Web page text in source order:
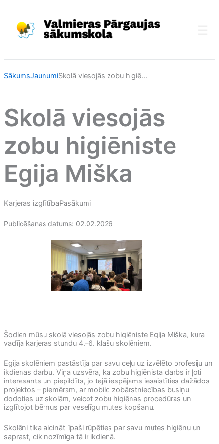
content
SākumsJaunumiSkolā viesojās zobu higiē...
Skolā viesojās
zobu higiēniste
Egija Miška
Karjeras izglītībaPasākumi
Publicēšanas datums: 02.02.2026
Šodien mūsu skolā viesojās zobu higiēniste Egija Miška, kura
vadīja karjeras stundu 4.–6. klašu skolēniem.
Egija skolēniem pastāstīja par savu ceļu uz izvēlēto profesiju un
ikdienas darbu. Viņa uzsvēra, ka zobu higiēnista darbs ir ļoti
interesants un piepildīts, jo tajā iespējams iesaistīties dažādos
projektos – piemēram, ar mobilo zobārstniecības busiņu
dodoties uz skolām, veicot zobu higiēnas procedūras un
izglītojot bērnus par veselīgu mutes kopšanu.
Skolēni tika aicināti īpaši rūpēties par savu mutes higiēnu un
saprast, cik nozīmīga tā ir ikdienā.